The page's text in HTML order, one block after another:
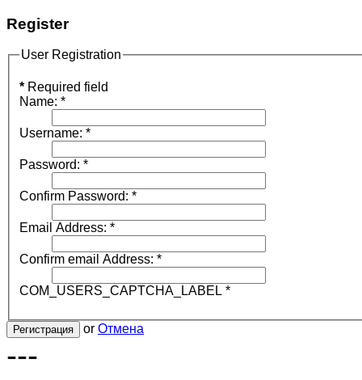
Register
User Registration
* Required field
Name: *
Username: *
Password: *
Confirm Password: *
Email Address: *
Confirm email Address: *
COM_USERS_CAPTCHA_LABEL *
Регистрация or Отмена
---